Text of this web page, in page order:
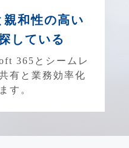
和性の高い
している
365とシームレ
有と業務効率化
す。